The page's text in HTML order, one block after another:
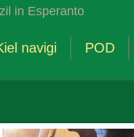
in Esperanto
navigi POD